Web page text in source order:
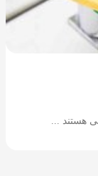
هستند ...